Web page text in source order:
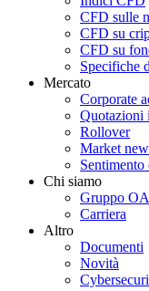
CFD sulle
CFD su
CFD su
Specifiche
Mercato
Corporate
Quotazioni
Rollover
Market
Chi siamo
Gruppo
Carriera
Altro
Documenti
Novità